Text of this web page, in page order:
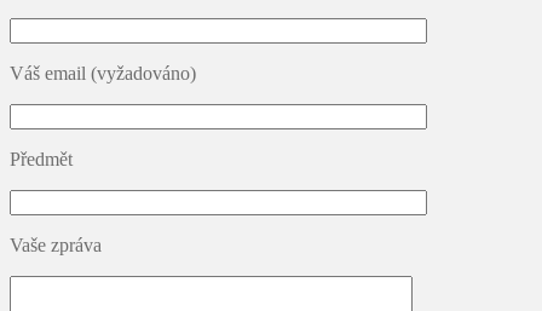
Váš email (vyžadováno)
Předmět
Vaše zpráva